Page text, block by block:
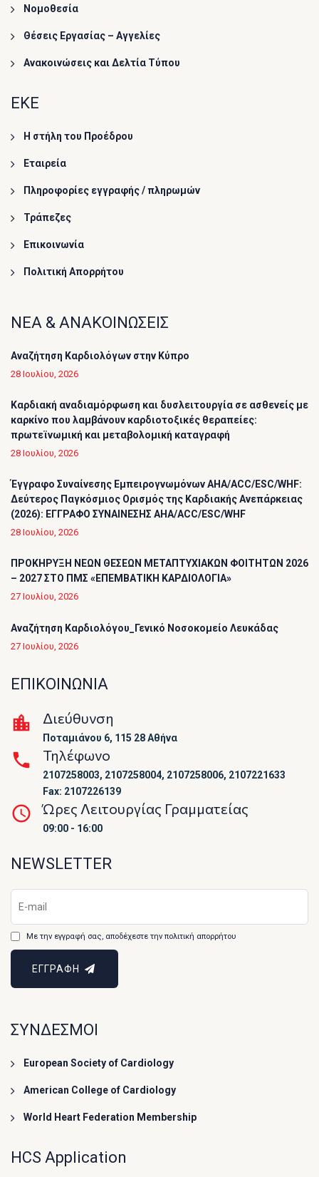
Νομοθεσία
Θέσεις Εργασίας – Αγγελίες
Ανακοινώσεις και Δελτία Τύπου
ΕΚΕ
Η στήλη του Προέδρου
Εταιρεία
Πληροφορίες εγγραφής / πληρωμών
Τράπεζες
Επικοινωνία
Πολιτική Απορρήτου
ΝΕΑ & ΑΝΑΚΟΙΝΩΣΕΙΣ
Αναζήτηση Καρδιολόγων στην Κύπρο
28 Ιουλίου, 2026
Καρδιακή αναδιαμόρφωση και δυσλειτουργία σε ασθενείς με
καρκίνο που λαμβάνουν καρδιοτοξικές θεραπείες:
πρωτεϊνωμική και μεταβολομική καταγραφή
28 Ιουλίου, 2026
Έγγραφο Συναίνεσης Εμπειρογνωμόνων AHA/ACC/ESC/WHF:
Δεύτερος Παγκόσμιος Ορισμός της Καρδιακής Ανεπάρκειας
(2026): ΕΓΓΡΑΦΟ ΣΥΝΑΙΝΕΣΗΣ AHA/ACC/ESC/WHF
28 Ιουλίου, 2026
ΠΡΟΚΗΡΥΞΗ ΝΕΩΝ ΘΕΣΕΩΝ ΜΕΤΑΠΤΥΧΙΑΚΩΝ ΦΟΙΤΗΤΩΝ 2026
– 2027 ΣΤΟ ΠΜΣ «ΕΠΕΜΒΑΤΙΚΗ ΚΑΡΔΙΟΛΟΓΙΑ»
27 Ιουλίου, 2026
Αναζήτηση Καρδιολόγου_Γενικό Νοσοκομείο Λευκάδας
27 Ιουλίου, 2026
ΕΠΙΚΟΙΝΩΝΙΑ
Διεύθυνση
Ποταμιάνου 6, 115 28 Αθήνα
Τηλέφωνο
2107258003, 2107258004, 2107258006, 2107221633
Fax: 2107226139
Ώρες Λειτουργίας Γραμματείας
09:00 - 16:00
NEWSLETTER
Με την εγγραφή σας, αποδέχεστε την πολιτική απορρήτου
ΕΓΓΡΑΦΗ
ΣΥΝΔΕΣΜΟΙ
European Society of Cardiology
American College of Cardiology
World Heart Federation Membership
HCS Application